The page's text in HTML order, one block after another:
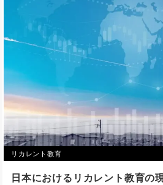
リカレント教育
日本におけるリカレント教育の